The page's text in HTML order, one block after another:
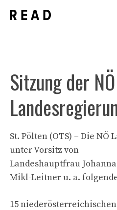
Inhalt
Sitzung der NÖ
St. Pölten (OTS) – Die
unter Vorsitz von
Landeshauptfrau Johanna
Mikl-Leitner u. a.
15